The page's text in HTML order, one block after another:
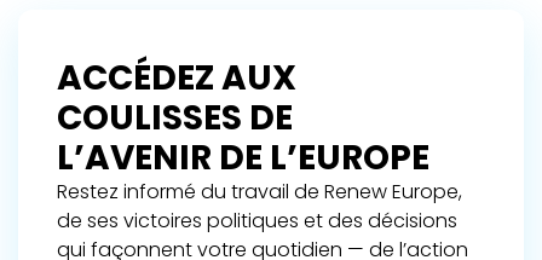
ACCÉDEZ AUX
COULISSES DE
L’AVENIR DE L’EUROPE
Restez informé du travail de Renew Europe,
de ses victoires politiques et des décisions
qui façonnent votre quotidien — de l’action